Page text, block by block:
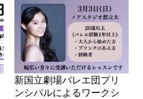
新国立劇場バレエ団プリ
ンシパルによるワークシ